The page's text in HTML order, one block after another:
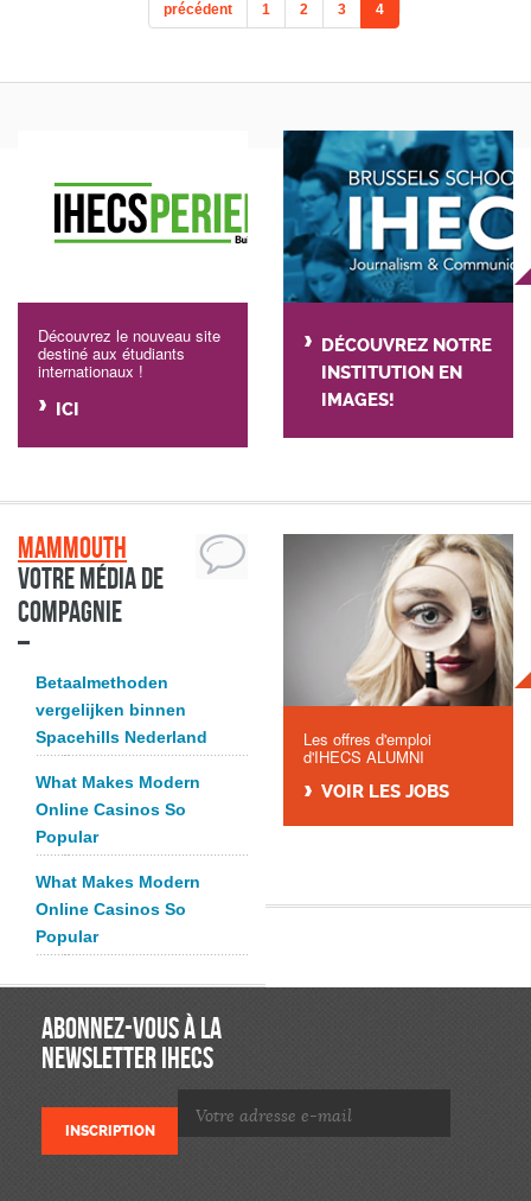
précédent 1 2 3 4
Découvrez le nouveau site
destiné aux étudiants
internationaux !
ICI
DÉCOUVREZ NOTRE
INSTITUTION EN
IMAGES!
Mammouth
Votre média de
compagnie
Betaalmethoden
vergelijken binnen
Spacehills Nederland
What Makes Modern
Online Casinos So
Popular
What Makes Modern
Online Casinos So
Popular
Les offres d'emploi
d'IHECS ALUMNI
VOIR LES JOBS
ABONNEZ-VOUS À LA
NEWSLETTER IHECS